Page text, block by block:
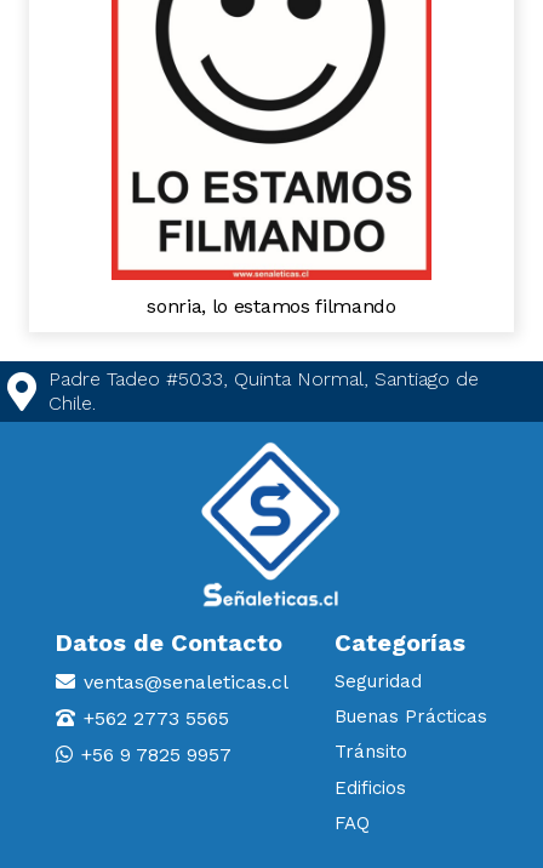
sonria, lo estamos filmando
Padre Tadeo #5033, Quinta Normal, Santiago de
Chile.
Datos de Contacto
ventas@senaleticas.cl
+562 2773 5565
+56 9 7825 9957
Categorías
Seguridad
Buenas Prácticas
Tránsito
Edificios
FAQ